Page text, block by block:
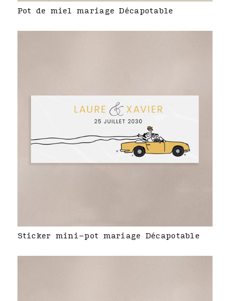
Pot de miel mariage Décapotable
Sticker mini-pot mariage Décapotable